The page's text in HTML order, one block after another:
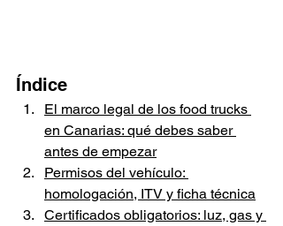
Índice
El marco legal de los food trucks
en Canarias: qué debes saber
antes de empezar
Permisos del vehículo:
homologación, ITV y ficha técnica
Certificados obligatorios: luz, gas y